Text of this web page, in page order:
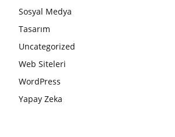
Sosyal Medya
Tasarım
Uncategorized
Web Siteleri
WordPress
Yapay Zeka